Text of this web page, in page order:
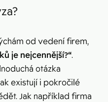
od vedení firem,
je nejcennější?“.
otázka
existují i pokročilé
Jak například firma